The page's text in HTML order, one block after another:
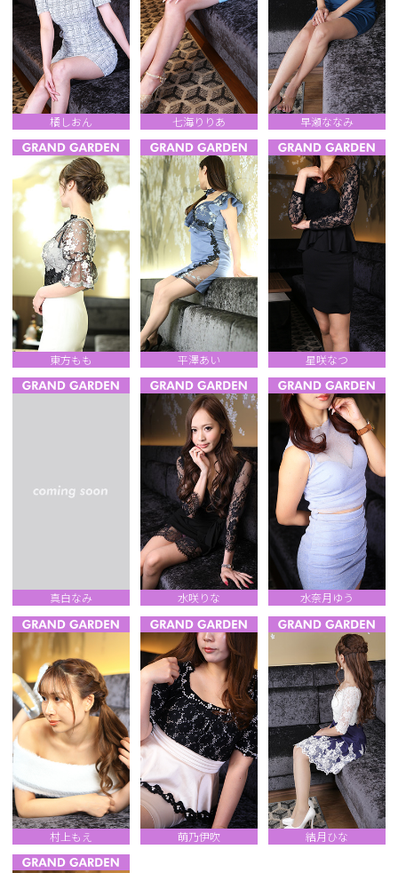
橘しおん 七海りりあ 早瀬ななみ
東方もも 平澤あい 星咲なつ
真白なみ 水咲りな 水奈月ゆう
村上もえ 萌乃伊吹 結月ひな